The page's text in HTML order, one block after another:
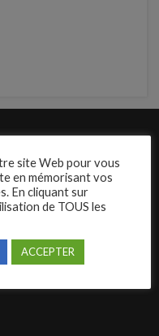
site Web pour vous
en mémorisant vos
En cliquant sur
de TOUS les
ACCEPTER